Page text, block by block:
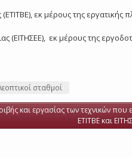
εκ μέρους της εργατικής
(ΕΙΤΗΣΕΕ), εκ μέρους της
σταθμοί
και εργασίας των τεχνικών που
ΕΤΙΤΒΕ και